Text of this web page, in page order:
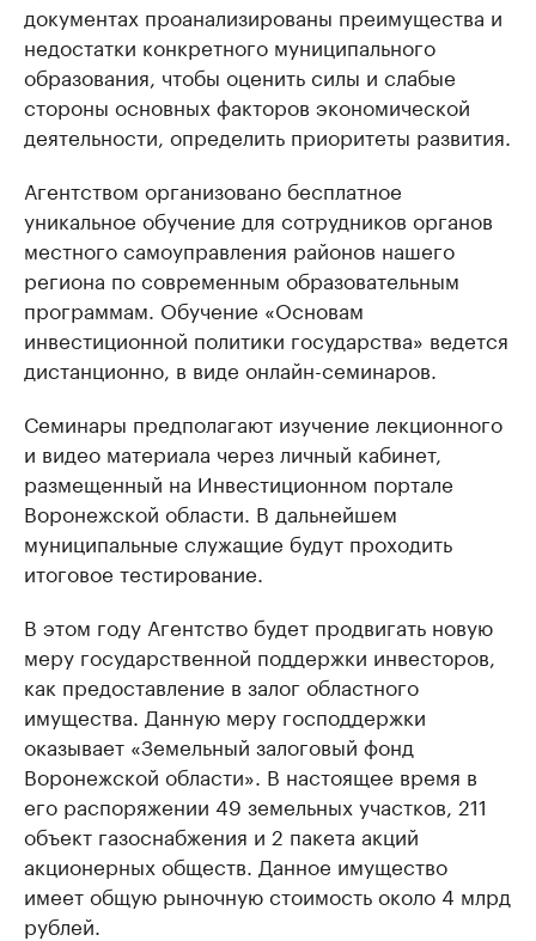
документах проанализированы преимущества и
недостатки конкретного муниципального
образования, чтобы оценить силы и слабые
стороны основных факторов экономической
деятельности, определить приоритеты развития.
Агентством организовано бесплатное
уникальное обучение для сотрудников органов
местного самоуправления районов нашего
региона по современным образовательным
программам. Обучение «Основам
инвестиционной политики государства» ведется
дистанционно, в виде онлайн-семинаров.
Семинары предполагают изучение лекционного
и видео материала через личный кабинет,
размещенный на Инвестиционном портале
Воронежской области. В дальнейшем
муниципальные служащие будут проходить
итоговое тестирование.
В этом году Агентство будет продвигать новую
меру государственной поддержки инвесторов,
как предоставление в залог областного
имущества. Данную меру господдержки
оказывает «Земельный залоговый фонд
Воронежской области». В настоящее время в
его распоряжении 49 земельных участков, 211
объект газоснабжения и 2 пакета акций
акционерных обществ. Данное имущество
имеет общую рыночную стоимость около 4 млрд
рублей.